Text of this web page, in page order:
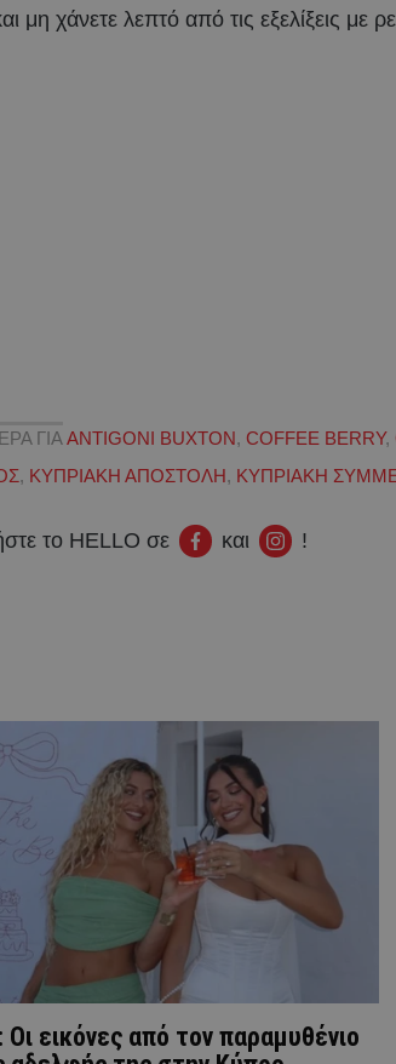
μη χάνετε λεπτό από τις εξελίξεις με
ΓΙΑ ANTIGONI BUXTON, COFFEE BERRY,
, ΚΥΠΡΙΑΚΗ ΑΠΟΣΤΟΛΗ, ΚΥΠΡΙΑΚΗ
το HELLO σε και !
εικόνες από τον παραμυθένιο